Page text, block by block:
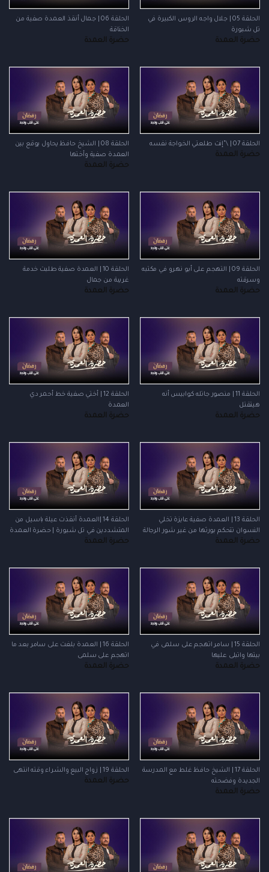
الحلقة 05 | جلال واجه الروس الكبيرة في
تل شبورة
حضرة العمدة
الحلقة 06 | جمال أنقذ العمدة صفية من
الخناقة
حضرة العمدة
الحلقة 07 | \"إنت طلعتي الخواجة نفسه
حضرة العمدة
الحلقة 08 | الشيخ حافظ يحاول يوقع بين
العمدة صفية وأختها
حضرة العمدة
الحلقة 09 | التهجم على أبو نهرو في مكتبه
وسرقته
حضرة العمدة
الحلقة 10 | العمدة صفية طلبت خدمة
غريبة من جمال
حضرة العمدة
الحلقة 11 | منصور جاتله كوابيس أنه
هيتقتل
حضرة العمدة
الحلقة 12 | أختي صفية خط أحمر دي
العمدة
حضرة العمدة
الحلقة 13 | العمدة صفية عايزة تخلي
النسوان تتحكم بورثها من غير شور الرجالة
حضرة العمدة
الحلقة 14 |العمدة أنقذت عيلة باسيل من
المتشددين في تل شبورة | حضرة العمدة
حضرة العمدة
الحلقة 15 | سامر اتهجم على سلمى في
بيتها واتبلى عليها
حضرة العمدة
الحلقة 16 | العمدة بلغت على سامر بعد ما
اتهجم على سلمى
حضرة العمدة
الحلقة 17 | الشيخ حافظ غلط مع المدرسة
الجديدة وفضحته
حضرة العمدة
الحلقة 19 | زواج البيع والشراء وقته انتهى
حضرة العمدة